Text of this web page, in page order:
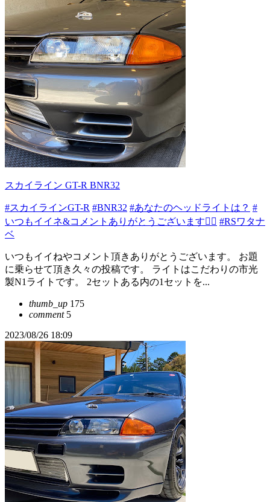
スカイライン GT-R BNR32
#スカイラインGT-R #BNR32 #あなたのヘッドライトは？ #
いつもイイネ&コメントありがとうございます🙇‍♂️ #RSワタナ
ベ
いつもイイねやコメント頂きありがとうございます。 お題
に乗らせて頂き久々の投稿です。 ライトはこだわりの市光
製N1ライトです。 2セットある内の1セットを...
thumb_up 175
comment5
2023/08/26 18:09